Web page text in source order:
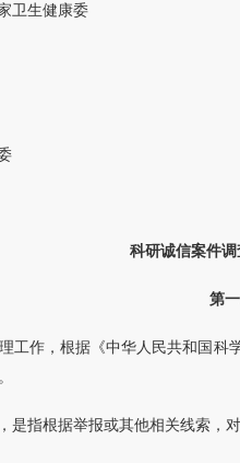
卫生健康委
科研诚信案件调
第
工作，根据《中华人民共和国
是指根据举报或其他相关线索，